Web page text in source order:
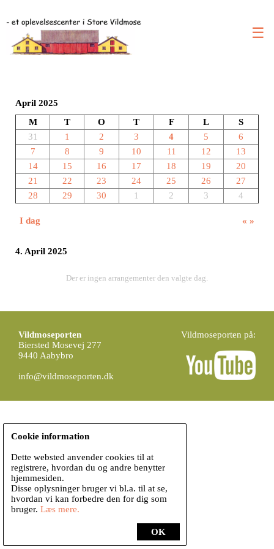
☰
April 2025
M
T O T F L
S
31
1 2 3 4 5
6
7
8 9 10 11 12
13
14
15 16 17 18 19
20
21
22 23 24 25 26
27
28
29 30 1 2 3 4
I dag « »
4. April 2025
Der er ingen arrangementer den valgte dag.
Vildmoseporten
Biersted Mosevej 277
9440 Aabybro
info@vildmoseporten.dk
Vildmoseporten på:
OK
Cookie information
Dette websted anvender cookies til at
registrere, hvordan du og andre benytter
hjemmesiden.
Disse oplysninger bruger vi bl.a. til at se,
hvordan vi kan forbedre den for dig som
bruger. Læs mere.